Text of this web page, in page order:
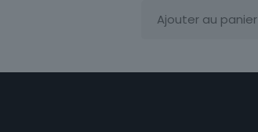
Ajouter au panier